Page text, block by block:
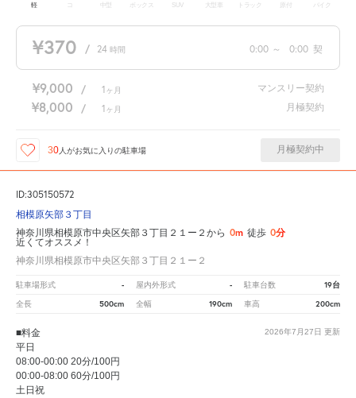
軽 中型 ボックス SUV 大型車 トラック 原付 バイク
¥370 / 24 時間 0:00 ～ 0:00 契
¥9,000 / 1 ヶ月 マンスリー契約
¥8,000 / 1 ヶ月 月極契約
30 人がお気に入りの駐車場 月極契約中
ID:305150572
相模原矢部３丁目
神奈川県相模原市中央区矢部３丁目２１ー２から 0m 徒歩 0分
近くてオススメ！
神奈川県相模原市中央区矢部３丁目２１ー２
駐車場形式 - 屋内外形式 - 駐車台数 19台
全長 500cm 全幅 190cm 車高 200cm
2026年7月27日 更新
■料金
平日
08:00-00:00 20分/100円
00:00-08:00 60分/100円
土日祝